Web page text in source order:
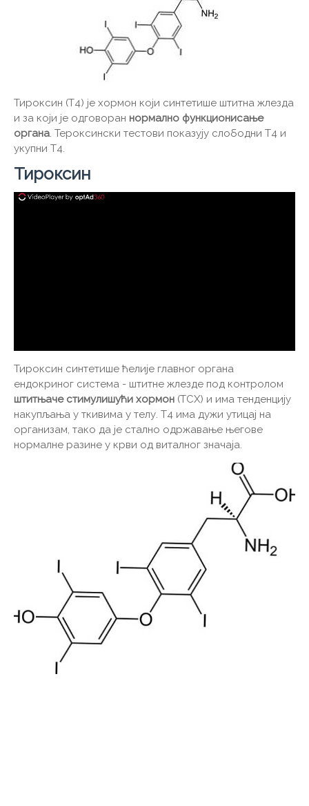
Тироксин (Т4) је хормон који синтетише штитна жлезда
и за који је одговоран нормално функционисање
органа. Тероксински тестови показују слободни Т4 и
укупни Т4.
Тироксин
Тироксин синтетише ћелије главног органа
ендокриног система - штитне жлезде под контролом
штитњаче стимулишући хормон (ТСХ) и има тенденцију
накупљања у ткивима у телу. Т4 има дужи утицај на
организам, тако да је стално одржавање његове
нормалне разине у крви од виталног значаја.